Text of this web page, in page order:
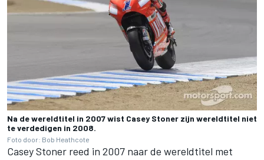
Na de wereldtitel in 2007 wist Casey Stoner zijn wereldtitel niet
te verdedigen in 2008.
Foto door: Bob Heathcote
Casey Stoner reed in 2007 naar de wereldtitel met